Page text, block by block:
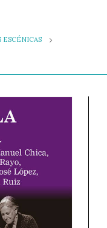
ESCÉNICAS